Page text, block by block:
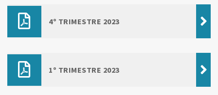
4º TRIMESTRE 2023
1º TRIMESTRE 2023